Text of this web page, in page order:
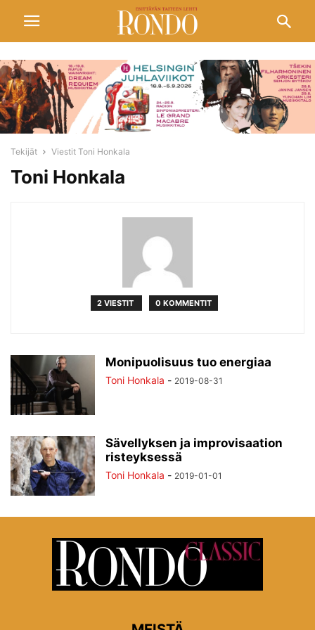
Tekijät Viestit Toni Honkala
Toni Honkala
2 VIESTIT 0 KOMMENTIT
Monipuolisuus tuo energiaa
Toni Honkala - 2019-08-31
Sävellyksen ja improvisaation
risteyksessä
Toni Honkala - 2019-01-01